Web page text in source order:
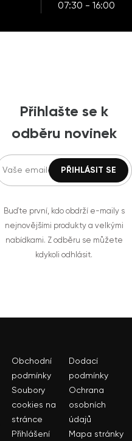
07:30 - 16:00
Přihlašte se k
odběru novinek
Buďte první, kdo obdrží e-maily s
nejnovějšími produkty a velkými
nabídkami. Z odběru se můžete
kdykoli odhlásit.
Obchodní
podmínky
Dodací
podmínky
Soubory
cookies na
stránce
Ochrana
osobních
údajů
Přihlášení
Mapa stránky